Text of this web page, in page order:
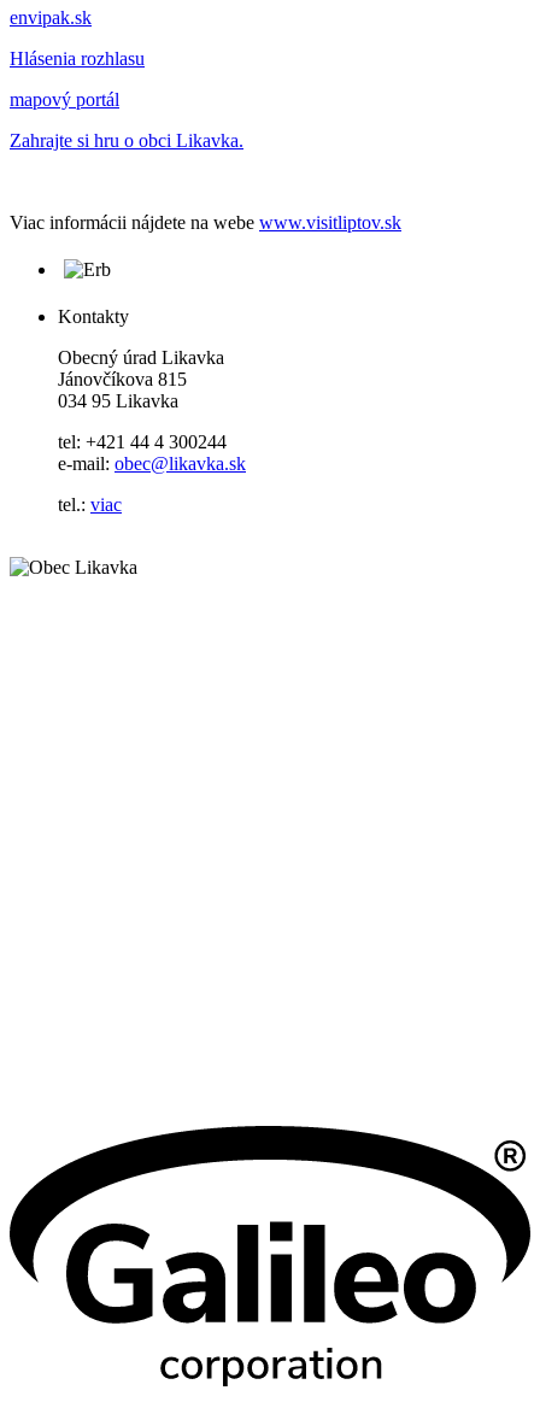
envipak.sk
Hlásenia rozhlasu
mapový portál
Zahrajte si hru o obci Likavka.
Viac informácii nájdete na webe www.visitliptov.sk
Kontakty
Obecný úrad Likavka
Jánovčíkova 815
034 95 Likavka
tel: +421 44 4 300244
e-mail: obec@likavka.sk
tel.: viac